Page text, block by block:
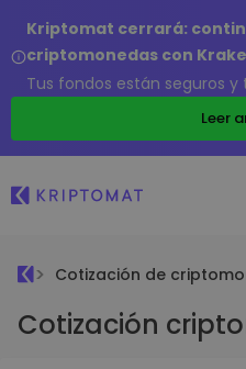
Kriptomat cerrará:
criptomonedas con
Tus fondos están seguros
Leer
Cotización de
Cotización